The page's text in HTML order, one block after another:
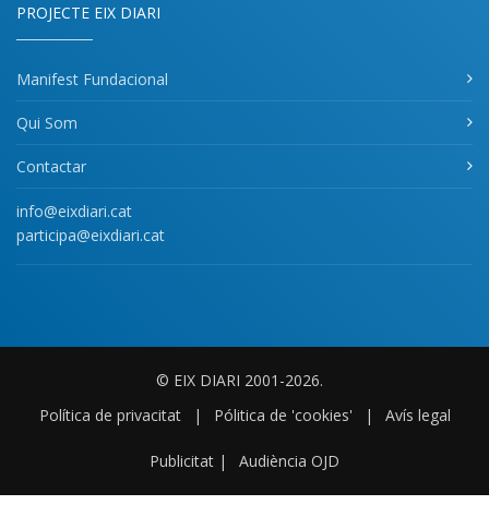
PROJECTE EIX DIARI
Manifest Fundacional
Qui Som
Contactar
info@eixdiari.cat
participa@eixdiari.cat
© EIX DIARI 2001-2026.
Política de privacitat
| Pólitica de 'cookies' | Avís legal
Publicitat | Audiència OJD